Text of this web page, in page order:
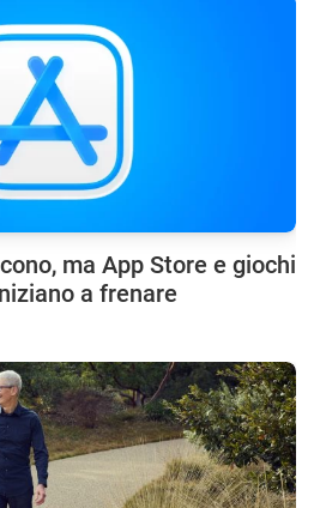
ma App Store e giochi
a frenare